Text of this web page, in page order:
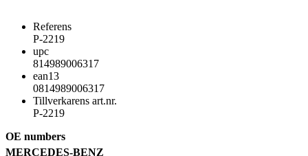
Referens
P-2219
upc
814989006317
ean13
0814989006317
Tillverkarens art.nr.
P-2219
OE numbers
MERCEDES-BENZ